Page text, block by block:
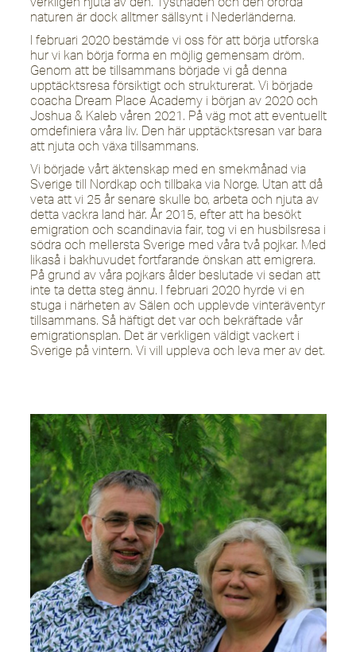
naturen är dock alltmer sällsynt i Nederländerna.
I februari 2020 bestämde vi oss för att börja utforska
hur vi kan börja forma en möjlig gemensam dröm.
Genom att be tillsammans började vi gå denna
upptäcktsresa försiktigt och strukturerat. Vi började
coacha Dream Place Academy i början av 2020 och
Joshua & Kaleb våren 2021. På väg mot att eventuellt
omdefiniera våra liv. Den här upptäcktsresan var bara
att njuta och växa tillsammans.
Vi började vårt äktenskap med en smekmånad via
Sverige till Nordkap och tillbaka via Norge. Utan att då
veta att vi 25 år senare skulle bo, arbeta och njuta av
detta vackra land här. År 2015, efter att ha besökt
emigration och scandinavia fair, tog vi en husbilsresa i
södra och mellersta Sverige med våra två pojkar. Med
likaså i bakhuvudet fortfarande önskan att emigrera.
På grund av våra pojkars ålder beslutade vi sedan att
inte ta detta steg ännu. I februari 2020 hyrde vi en
stuga i närheten av Sälen och upplevde vinteräventyr
tillsammans. Så häftigt det var och bekräftade vår
emigrationsplan. Det är verkligen väldigt vackert i
Sverige på vintern. Vi vill uppleva och leva mer av det.